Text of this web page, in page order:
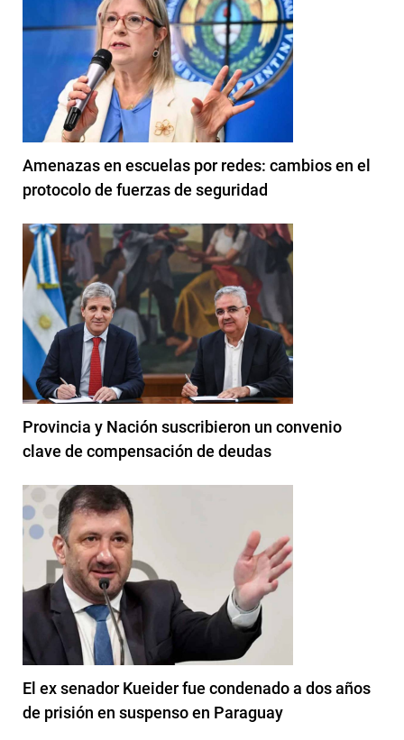
Amenazas en escuelas por redes: cambios en el
protocolo de fuerzas de seguridad
Provincia y Nación suscribieron un convenio
clave de compensación de deudas
El ex senador Kueider fue condenado a dos años
de prisión en suspenso en Paraguay